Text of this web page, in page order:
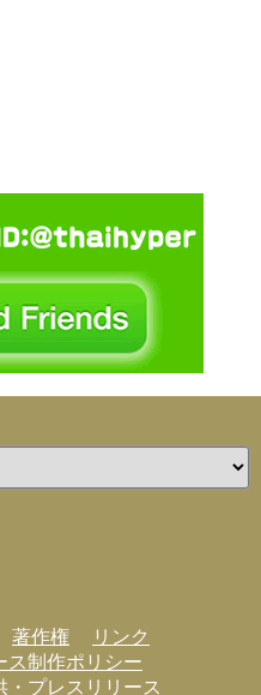
著作権
リンク
ス制作ポリシー
・プレスリリース